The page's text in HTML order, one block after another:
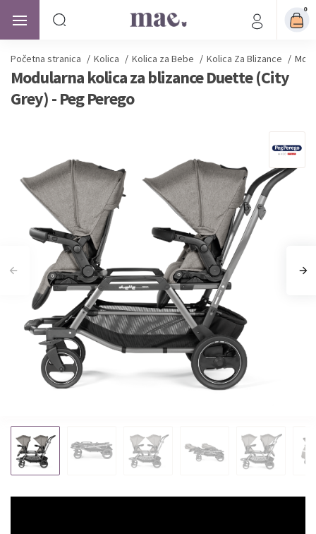
0
Početna stranica / Kolica / Kolica za Bebe / Kolica Za Blizance /
Modularna kolica za blizance Duette (City
Grey) - Peg Perego